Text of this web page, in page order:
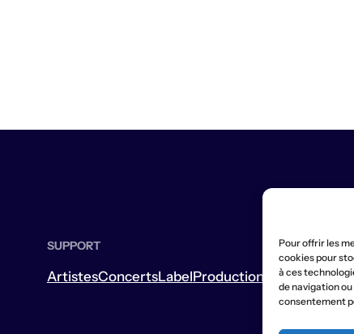
Pour offrir les
cookies pour
à ces
de navigation
consentement
SUPPORT
ArtistesConcertsLabelProduction BoutiqueLa